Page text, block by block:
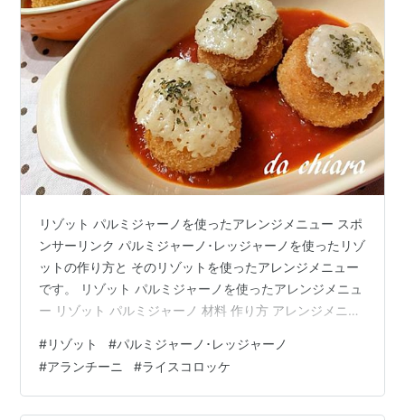
リゾット パルミジャーノを使ったアレンジメニュー スポ
ンサーリンク パルミジャーノ･レッジャーノを使ったリゾ
ットの作り方と そのリゾットを使ったアレンジメニュー
です。 リゾット パルミジャーノを使ったアレンジメニュ
ー リゾット パルミジャーノ 材料 作り方 アレンジメニュ
ニュー【アランチーニ】 材料 作り方 おまけ 【スコップ
ライスコロッケ】 まとめ リゾット パルミジャーノ 米と
水の量以外はお好みでお願いします！ 材料 米 1合 オリー
#リゾット #パルミジャーノ･レッジャーノ
#アランチーニ #ライスコロッケ